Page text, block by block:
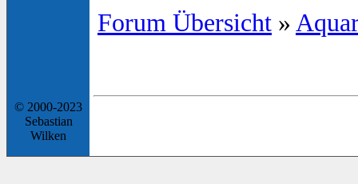
Forum Übersicht »
© 2000-2023
Sebastian
Wilken